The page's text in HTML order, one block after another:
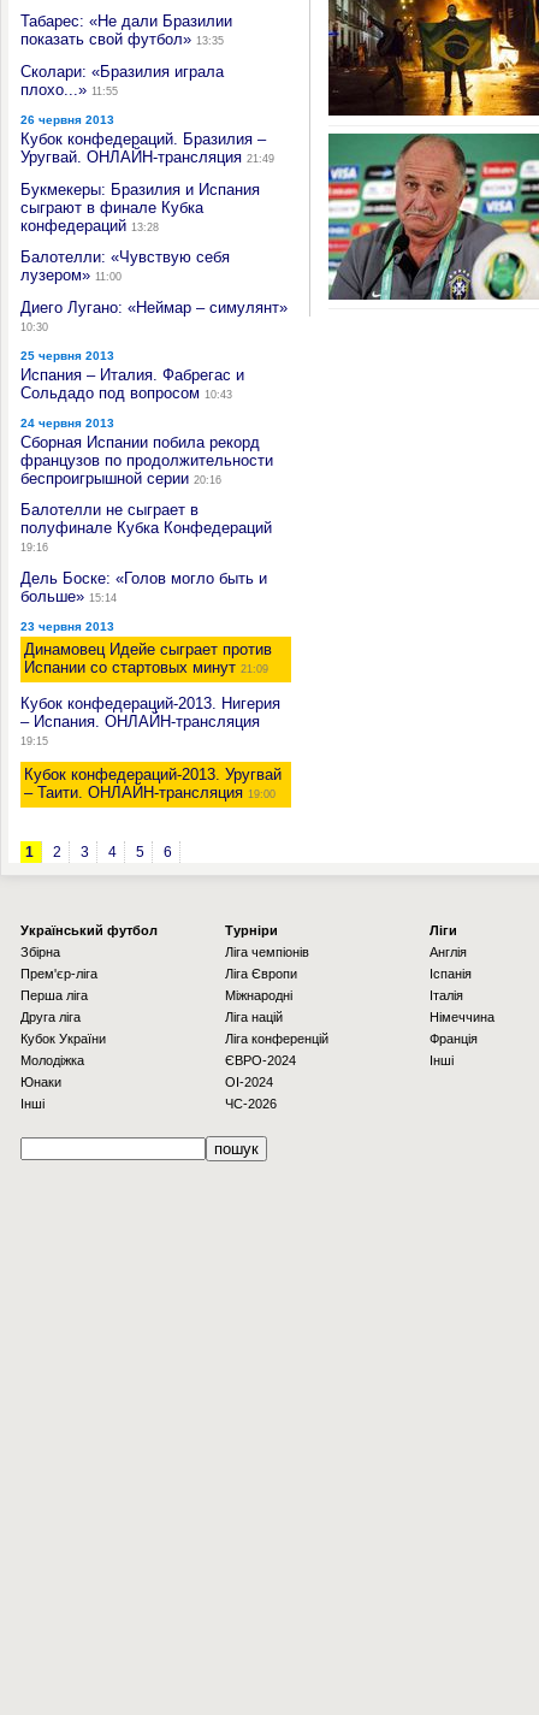
Табарес: «Не дали Бразилии
показать свой футбол» 13:35
Сколари: «Бразилия играла
плохо...» 11:55
26 червня 2013
Кубок конфедераций. Бразилия –
Уругвай. ОНЛАЙН-трансляция 21:49
Букмекеры: Бразилия и Испания
сыграют в финале Кубка
конфедераций 13:28
Балотелли: «Чувствую себя
лузером» 11:00
Диего Лугано: «Неймар – симулянт»
10:30
25 червня 2013
Испания – Италия. Фабрегас и
Сольдадо под вопросом 10:43
24 червня 2013
Сборная Испании побила рекорд
французов по продолжительности
беспроигрышной серии 20:16
Балотелли не сыграет в
полуфинале Кубка Конфедераций
19:16
Дель Боске: «Голов могло быть и
больше» 15:14
23 червня 2013
Динамовец Идейе сыграет против
Испании со стартовых минут 21:09
Кубок конфедераций-2013. Нигерия
– Испания. ОНЛАЙН-трансляция
19:15
Кубок конфедераций-2013. Уругвай
– Таити. ОНЛАЙН-трансляция 19:00
1 2 3 4 5 6
Українcький футбол
Збірна
Прем'єр-ліга
Перша ліга
Друга ліга
Кубок України
Молодіжка
Юнаки
Інші
Турніри
Ліга чемпіонів
Ліга Європи
Міжнародні
Ліга націй
Ліга конференцій
ЄВРО-2024
OI-2024
ЧС-2026
Ліги
Англія
Іспанія
Італія
Німеччина
Франція
Інші